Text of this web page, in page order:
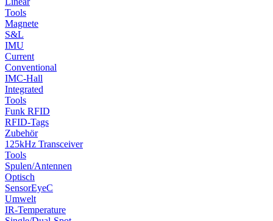
Tools
Magnete
S&L
IMU
Current
Conventional
IMC-Hall
Integrated
Tools
Funk RFID
RFID-Tags
Zubehör
125kHz Transceiver
Tools
Spulen/Antennen
Optisch
SensorEyeC
Umwelt
IR-Temperature